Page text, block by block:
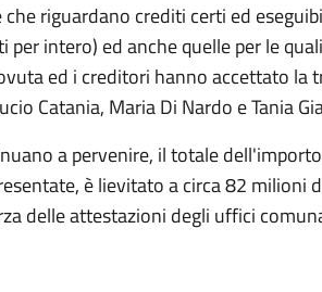
riguardano crediti certi ed
intero) ed anche quelle per le
ed i creditori hanno accettato la
Catania, Maria Di Nardo e Tania
a pervenire, il totale
è lievitato a circa 82 milioni
delle attestazioni degli uffici